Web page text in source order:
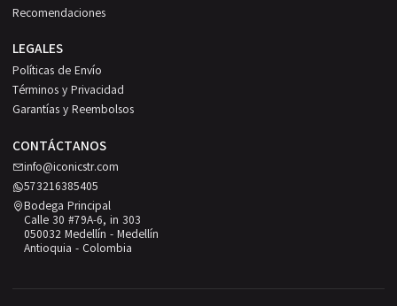
Recomendaciones
LEGALES
Políticas de Envío
Términos y Privacidad
Garantías y Reembolsos
CONTÁCTANOS
info@iconicstr.com
573216385405
Bodega Principal
Calle 30 #79A-6, in 303
050032 Medellín - Medellín
Antioquia - Colombia